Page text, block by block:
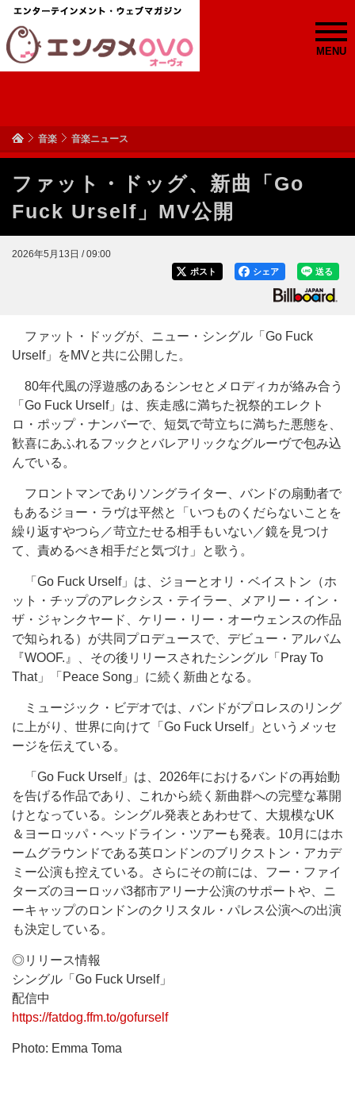
MENU
音楽 音楽ニュース
ファット・ドッグ、新曲「Go
Fuck Urself」MV公開
2026年5月13日 / 09:00
送る
シェア
ポスト
ファット・ドッグが、ニュー・シングル「Go Fuck
Urself」をMVと共に公開した。
80年代風の浮遊感のあるシンセとメロディカが絡み合う
「Go Fuck Urself」は、疾走感に満ちた祝祭的エレクト
ロ・ポップ・ナンバーで、短気で苛立ちに満ちた悪態を、
歓喜にあふれるフックとバレアリックなグルーヴで包み込
んでいる。
フロントマンでありソングライター、バンドの扇動者で
もあるジョー・ラヴは平然と「いつものくだらないことを
繰り返すやつら／苛立たせる相手もいない／鏡を見つけ
て、責めるべき相手だと気づけ」と歌う。
「Go Fuck Urself」は、ジョーとオリ・ベイストン（ホ
ット・チップのアレクシス・テイラー、メアリー・イン・
ザ・ジャンクヤード、ケリー・リー・オーウェンスの作品
で知られる）が共同プロデュースで、デビュー・アルバム
『WOOF.』、その後リリースされたシングル「Pray To
That」「Peace Song」に続く新曲となる。
ミュージック・ビデオでは、バンドがプロレスのリング
に上がり、世界に向けて「Go Fuck Urself」というメッセ
ージを伝えている。
「Go Fuck Urself」は、2026年におけるバンドの再始動
を告げる作品であり、これから続く新曲群への完璧な幕開
けとなっている。シングル発表とあわせて、大規模なUK
＆ヨーロッパ・ヘッドライン・ツアーも発表。10月にはホ
ームグラウンドである英ロンドンのブリクストン・アカデ
ミー公演も控えている。さらにその前には、フー・ファイ
ターズのヨーロッパ3都市アリーナ公演のサポートや、ニ
ーキャップのロンドンのクリスタル・パレス公演への出演
も決定している。
◎リリース情報
シングル「Go Fuck Urself」
配信中
https://fatdog.ffm.to/gofurself
Photo: Emma Toma